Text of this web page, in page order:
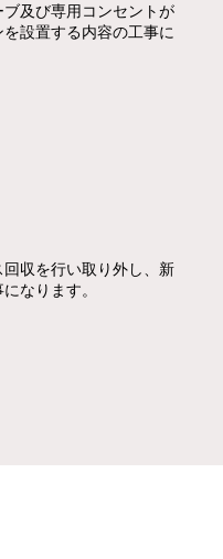
及び専用コンセントが
設置する内容の工事に
収を行い取り外し、新
なります。